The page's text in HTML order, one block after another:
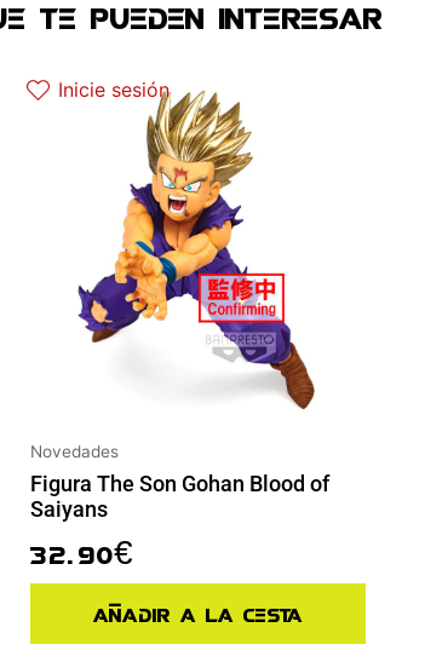
TE PUEDEN INTERESAR
Inicie sesión
Novedades
Figura The Son Gohan Blood of
Saiyans
32.90€
Añadir a la cesta